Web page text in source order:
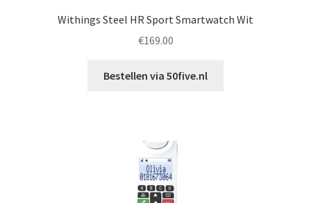
Withings Steel HR Sport Smartwatch Wit
€169.00
Bestellen via 50five.nl